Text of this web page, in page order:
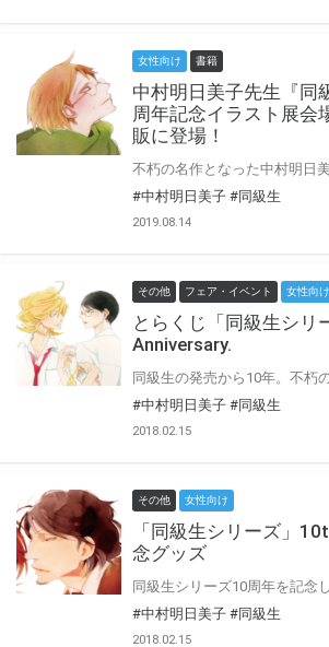
女性向け 書籍
中村明日美子先生『同
周年記念イラスト展会
販に登場！
#中村明日美子 #同級生
2019.08.14
その他 フェア・イベント 女性向け
とらくじ「同級生シリ
Anniversary.
#中村明日美子 #同級生
2018.02.15
その他 女性向け
「同級生シリーズ」
念グッズ
#中村明日美子 #同級生
2018.02.15